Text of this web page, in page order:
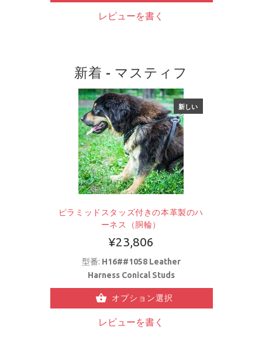
レビューを書く
新着 - マスティフ
新しい
ピラミッドスタッズ付きの本革製のハ
ーネス（胴輪）
¥23,806
型番: H16##1058 Leather
Harness Conical Studs
オプション選択
レビューを書く